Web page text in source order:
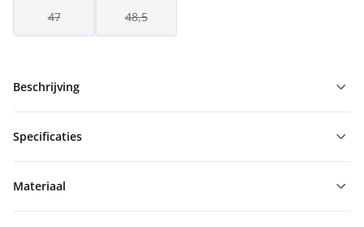
47 48,5
Beschrijving
Specificaties
Materiaal